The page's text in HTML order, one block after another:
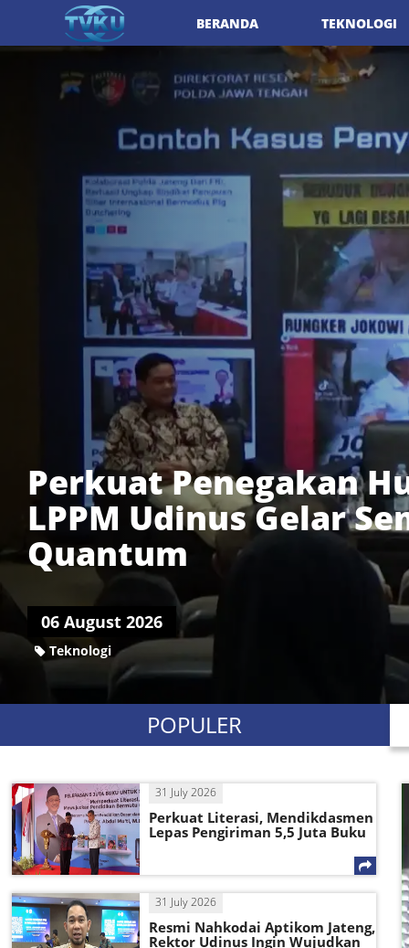
BERANDA TEKNOLOGI
PDAM Tirta Moedal
Sama Air Bersih
Kariadi
06 August 2026
Previous
POPULER
31 July 2026
Perkuat Literasi, Mendikdasmen
Lepas Pengiriman 5,5 Juta Buku
31 July 2026
Resmi Nahkodai Aptikom Jateng,
Rektor Udinus Ingin Wujudkan